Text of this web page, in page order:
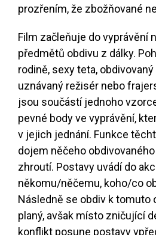
prozřením, že zbožňované
Film začleňuje do vyprávění
předmětů obdivu z dálky.
rodině, sexy teta,
uznávaný režisér nebo
jsou součástí jednoho
pevné body ve vyprávění,
v jejich jednání. Funkce
dojem něčeho
zhroutí. Postavy uvádí do
někomu/něčemu, koho/co
Následně se obdiv k tomuto
planý, avšak místo zničující
konflikt posune postavy